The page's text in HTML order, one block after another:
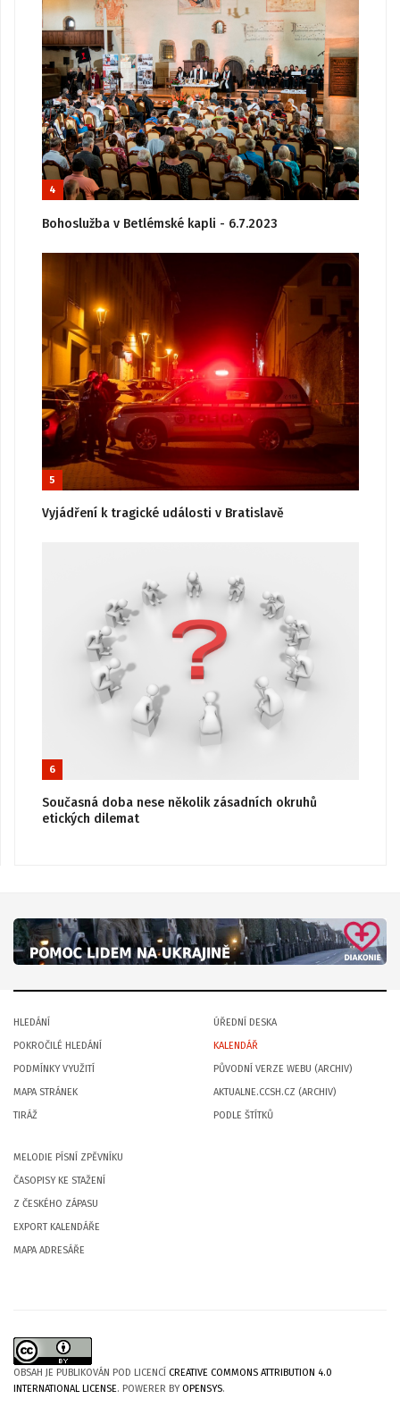
4
Bohoslužba v Betlémské kapli - 6.7.2023
5
Vyjádření k tragické události v Bratislavě
6
Současná doba nese několik zásadních okruhů
etických dilemat
HLEDÁNÍ
POKROČILÉ HLEDÁNÍ
PODMÍNKY VYUŽITÍ
MAPA STRÁNEK
TIRÁŽ
ÚŘEDNÍ DESKA
KALENDÁŘ
PŮVODNÍ VERZE WEBU (ARCHIV)
AKTUALNE.CCSH.CZ (ARCHIV)
PODLE ŠTÍTKŮ
MELODIE PÍSNÍ ZPĚVNÍKU
ČASOPISY KE STAŽENÍ
Z ČESKÉHO ZÁPASU
EXPORT KALENDÁŘE
MAPA ADRESÁŘE
OBSAH JE PUBLIKOVÁN POD LICENCÍ CREATIVE COMMONS ATTRIBUTION 4.0
INTERNATIONAL LICENSE. POWERER BYOPENSYS.